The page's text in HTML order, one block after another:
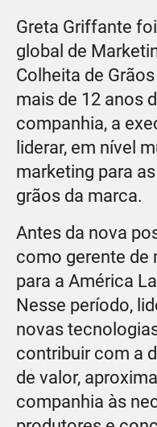
Greta Griffante
global de
Colheita de
mais de 12 anos
companhia, a
liderar, em nível
marketing para
grãos da marca.
Antes da nova
como gerente de
para a América
Nesse período,
novas
contribuir com a
de valor,
companhia às